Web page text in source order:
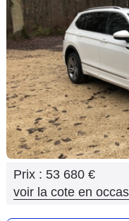
Flottes
Auto
Services
Forum
Moto
Marques
Prix : 53 680 €
voir la cote en